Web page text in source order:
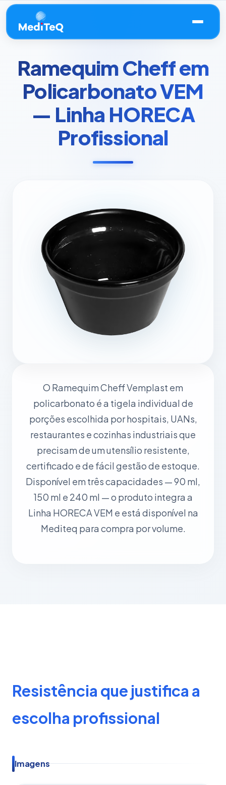
Ramequim Cheff em
Policarbonato VEM
— Linha HORECA
Profissional
O Ramequim Cheff Vemplast em
policarbonato é a tigela individual de
porções escolhida por hospitais, UANs,
restaurantes e cozinhas industriais que
precisam de um utensílio resistente,
certificado e de fácil gestão de estoque.
Disponível em três capacidades — 90 ml,
150 ml e 240 ml — o produto integra a
Linha HORECA VEM e está disponível na
Mediteq para compra por volume.
Resistência que justifica a
escolha profissional
Imagens